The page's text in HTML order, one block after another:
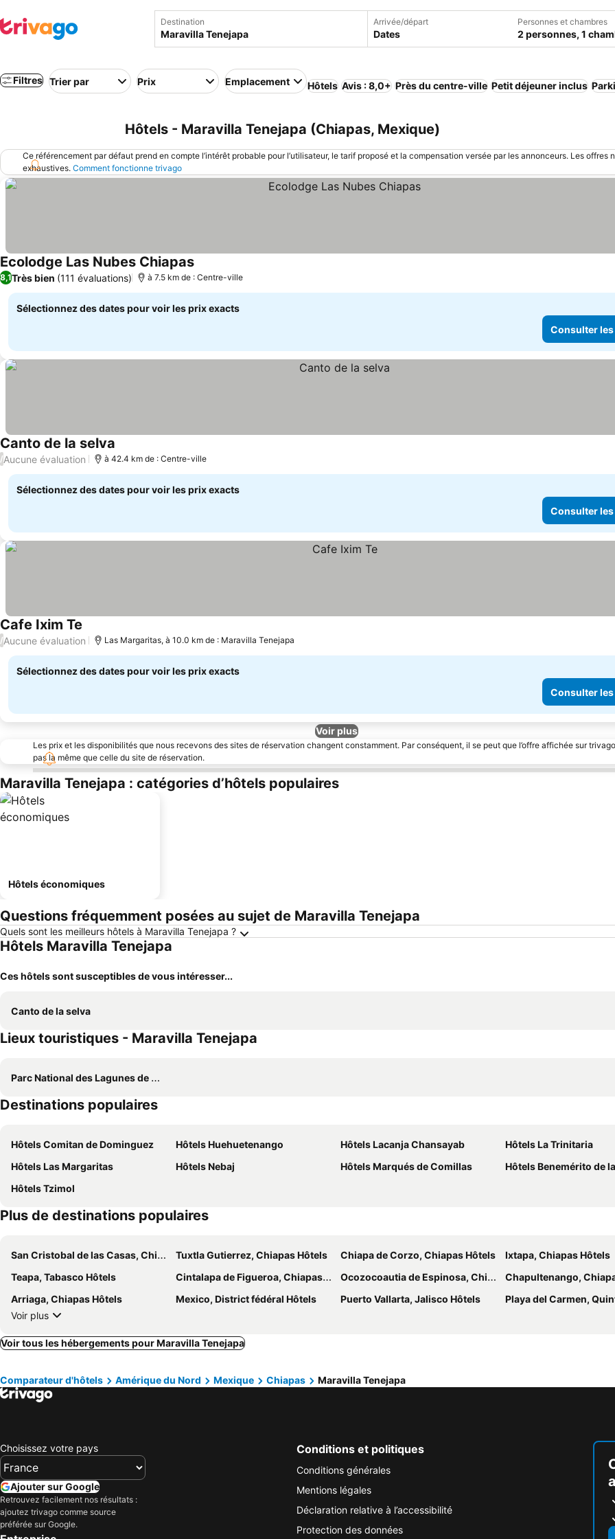
Destination Arrivée/départ
Dates
Personnes et chambres
2 personnes, 1
Filtres Trier par Prix Emplacement Hôtels Avis : 8,0+ Près du centre-ville Petit déjeuner inclus
Hôtels - Maravilla Tenejapa (Chiapas, Mexique)
Ce référencement par défaut prend en compte l’intérêt probable pour l’utilisateur, le tarif proposé et la compensation versée par les annonceurs. Les offres
exhaustives. Comment fonctionne trivago
Ecolodge Las Nubes Chiapas
8,1Très bien (111 évaluations) à 7.5 km de : Centre-ville
Sélectionnez des dates pour voir les prix exacts
Consulter
Canto de la selva
/Aucune évaluation à 42.4 km de : Centre-ville
Sélectionnez des dates pour voir les prix exacts
Consulter
Cafe Ixim Te
/Aucune évaluation Las Margaritas, à 10.0 km de : Maravilla Tenejapa
Sélectionnez des dates pour voir les prix exacts
Consulter
Voir plus
Les prix et les disponibilités que nous recevons des sites de réservation changent constamment. Par conséquent, il se peut que l’offre affichée sur
pas la même que celle du site de réservation.
Maravilla Tenejapa : catégories d’hôtels populaires
Hôtels économiques
Questions fréquemment posées au sujet de Maravilla Tenejapa
Quels sont les meilleurs hôtels à Maravilla Tenejapa ?
Hôtels Maravilla Tenejapa
Ces hôtels sont susceptibles de vous intéresser...
Canto de la selva
Lieux touristiques - Maravilla Tenejapa
Parc National des Lagunes de Montebello
Destinations populaires
Hôtels Comitan de Dominguez Hôtels Huehuetenango Hôtels Lacanja Chansayab
Hôtels La Trinitaria
Hôtels Las Margaritas
Hôtels Nebaj Hôtels Marqués de Comillas
Hôtels Benemérito de las
Hôtels Tzimol
Plus de destinations populaires
San Cristobal de las Casas, Chiapas Hôtels Tuxtla Gutierrez, Chiapas Hôtels Chiapa de Corzo, Chiapas Hôtels
Ixtapa, Chiapas Hôtels
Teapa, Tabasco Hôtels
Cintalapa de Figueroa, Chiapas Hôtels Ocozocoautia de Espinosa, Chiapas Hôtels
Chapultenango,
Arriaga, Chiapas Hôtels
Mexico, District fédéral Hôtels Puerto Vallarta, Jalisco Hôtels
Playa del Carmen, Quintana
Voir plus
Voir tous les hébergements pour Maravilla Tenejapa
Comparateur d'hôtels Amérique du Nord Mexique Chiapas Maravilla Tenejapa
Choisissez votre pays
Ajouter sur Google
Retrouvez facilement nos résultats :
ajoutez trivago comme source
préférée sur Google.
Conditions et politiques
Conditions générales
Mentions légales
Déclaration relative à l’accessibilité
Protection des données